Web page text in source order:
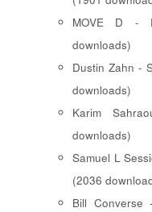
MOVE D -
downloads)
Dustin Zahn -
downloads)
Karim
downloads)
Samuel L
(2036
Bill Converse